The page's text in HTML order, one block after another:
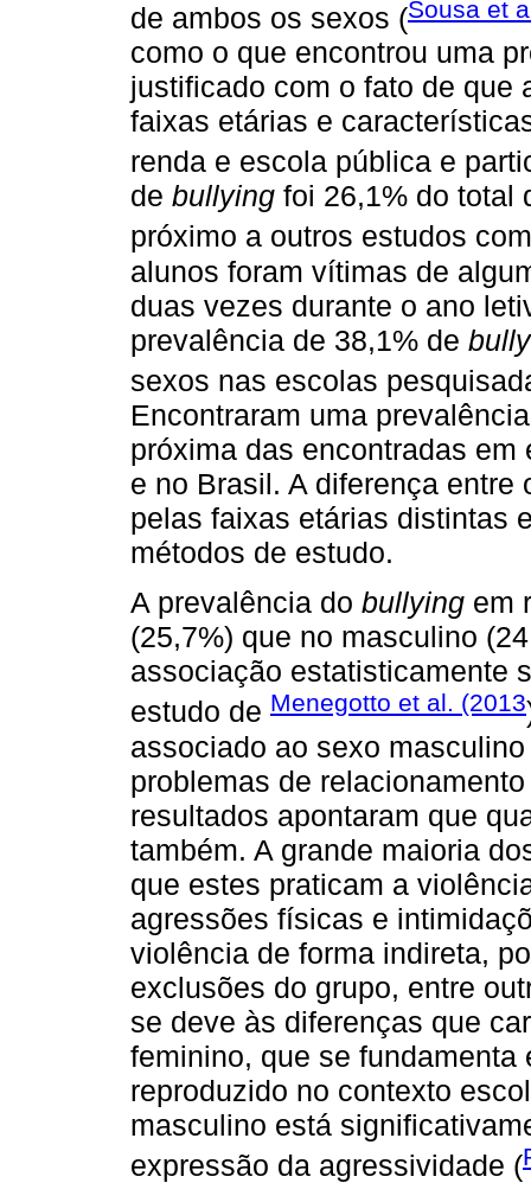
de ambos os sexos (Sousa et
como o que encontrou uma
justificado com o fato de que
faixas etárias e
renda e escola pública e
de bullying foi 26,1% do total
próximo a outros estudos
alunos foram vítimas de
duas vezes durante o ano
prevalência de 38,1% de
sexos nas escolas
Encontraram uma
próxima das encontradas
e no Brasil. A diferença
pelas faixas etárias distintas
métodos de estudo.
A prevalência do bullying em
(25,7%) que no masculino
associação estatisticamente
estudo de Menegotto et al. (2013
associado ao sexo
problemas de
resultados apontaram que
também. A grande maioria
que estes praticam a
agressões físicas e
violência de forma indireta,
exclusões do grupo, entre
se deve às diferenças que
feminino, que se
reproduzido no contexto
masculino está
expressão da agressividade (